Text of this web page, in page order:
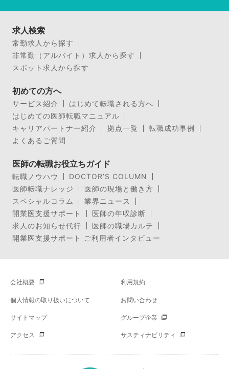
求人検索
常勤求人から探す
非常勤（アルバイト）求人から探す
スポット求人から探す
初めての方へ
サービス紹介
はじめて転職される方へ
はじめての医師転職マニュアル
キャリアパートナー紹介
拠点一覧
転職成功事例
よくあるご質問
医師の転職お役立ちガイド
転職ノウハウ
DOCTOR’S COLUMN
医師転職ナレッジ
医師の現場と働き方
スペシャルコラム
業界ニュース
開業医支援サポート
医師の年収診断
求人のお知らせ代行
医師の職場カルテ
開業医支援サポート ご利用者インタビュー
会社概要 利用規約
個人情報の取り扱いについて お問い合わせ
サイトマップ グループ企業
アクセス サスティナビリティ